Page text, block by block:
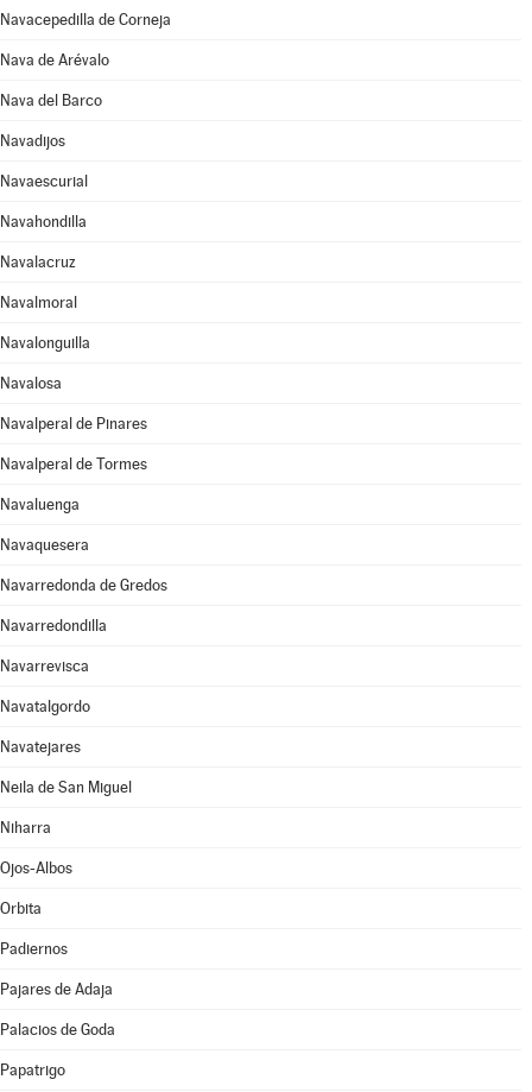
Navacepedilla de Corneja
Nava de Arévalo
Nava del Barco
Navadijos
Navaescurial
Navahondilla
Navalacruz
Navalmoral
Navalonguilla
Navalosa
Navalperal de Pinares
Navalperal de Tormes
Navaluenga
Navaquesera
Navarredonda de Gredos
Navarredondilla
Navarrevisca
Navatalgordo
Navatejares
Neila de San Miguel
Niharra
Ojos-Albos
Orbita
Padiernos
Pajares de Adaja
Palacios de Goda
Papatrigo